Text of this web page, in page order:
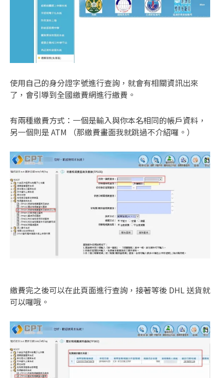
使用自己的身分證字號進行查詢，就會有相關資訊出來
了，會引導到全國繳費網進行繳費。
有兩種繳費方式：一個是輸入與你本名相同的帳戶資料，
另一個則是 ATM （那繳費畫面我就跳過不介紹囉。）
繳費完之後可以在此頁面進行查詢，接著等後 DHL 送貨就
可以囉哦。